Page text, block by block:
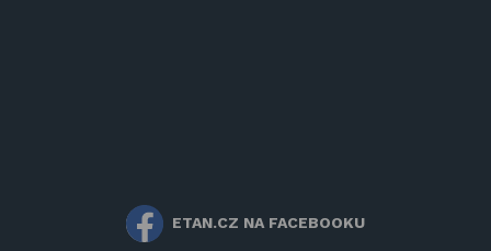
ETAN.CZ NA FACEBOOKU